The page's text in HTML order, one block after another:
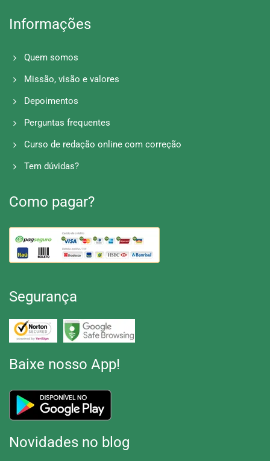
Informações
Quem somos
Missão, visão e valores
Depoimentos
Perguntas frequentes
Curso de redação online com correção
Tem dúvidas?
Como pagar?
Segurança
Baixe nosso App!
Novidades no blog